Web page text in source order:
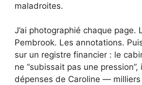
maladroites.
J’ai photographié chaque page.
Pembrook. Les annotations.
sur un registre financier : le
ne “subissait pas une
dépenses de Caroline —